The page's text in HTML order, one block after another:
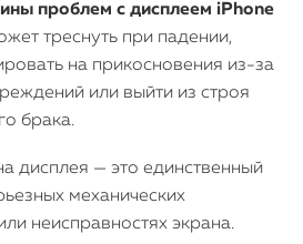
проблем с дисплеем iPhone
треснуть при падении,
на прикосновения из-за
или выйти из строя
брака.
дисплея — это единственный
механических
неисправностях экрана.